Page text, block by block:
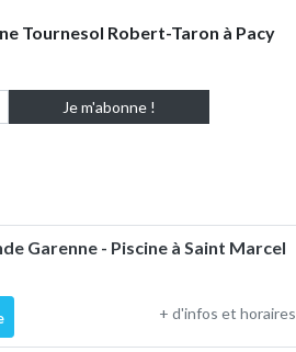
Tournesol Robert-Taron à Pacy
Garenne - Piscine à Saint Marcel
+ d'infos et horaires